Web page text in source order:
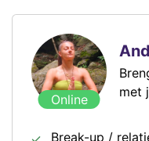
Online
met
Break-up /